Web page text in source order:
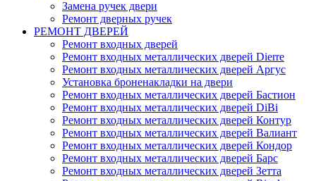
Замена ручек двери
Ремонт дверных ручек
РЕМОНТ ДВЕРЕЙ
Ремонт входных дверей
Ремонт входных металлических дверей Dierre
Ремонт входных металлических дверей Аргус
Установка броненакладки на двери
Ремонт входных металлических дверей Бастион
Ремонт входных металлических дверей DiBi
Ремонт входных металлических дверей Контур
Ремонт входных металлических дверей Валиант
Ремонт входных металлических дверей Кондор
Ремонт входных металлических дверей Барс
Ремонт входных металлических дверей Зетта